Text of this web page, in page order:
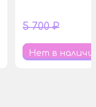
5 700 ₽
Нет в